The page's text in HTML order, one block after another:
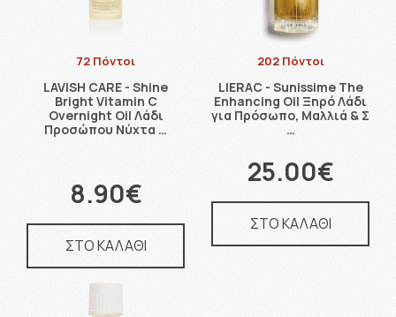
72 Πόντοι
LAVISH CARE - Shine
Bright Vitamin C
Overnight Oil Λάδι
Προσώπου Νύχτα …
8.90€
ΣΤΟ ΚΑΛΑΘΙ
202 Πόντοι
LIERAC - Sunissime The
Enhancing Oil Ξηρό Λάδι
για Πρόσωπο, Μαλλιά & Σ
…
25.00€
ΣΤΟ ΚΑΛΑΘΙ